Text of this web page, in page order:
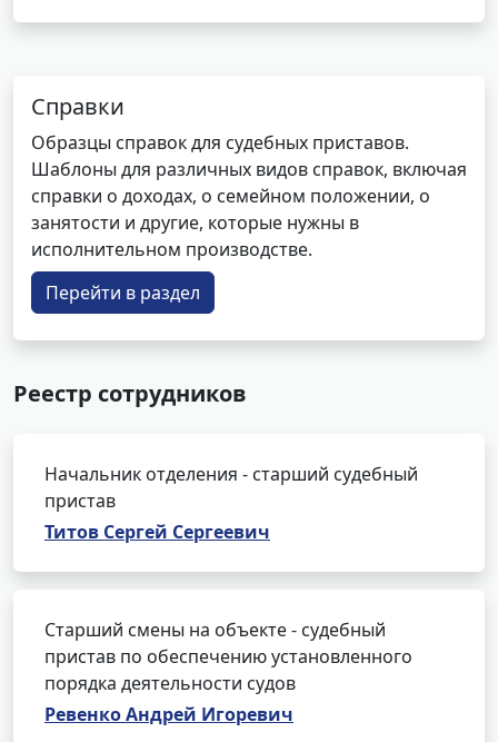
Справки
Образцы справок для судебных приставов.
Шаблоны для различных видов справок, включая
справки о доходах, о семейном положении, о
занятости и другие, которые нужны в
исполнительном производстве.
Перейти в раздел
Реестр сотрудников
Начальник отделения - старший судебный
пристав
Титов Сергей Сергеевич
Старший смены на объекте - судебный
пристав по обеспечению установленного
порядка деятельности судов
Ревенко Андрей Игоревич